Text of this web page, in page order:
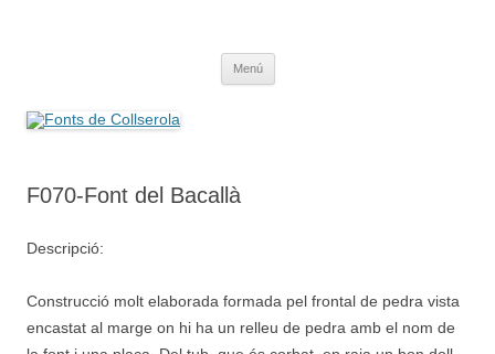
Menú
F070-Font del Bacallà
Descripció:
Construcció molt elaborada formada pel frontal de pedra vista
encastat al marge on hi ha un relleu de pedra amb el nom de